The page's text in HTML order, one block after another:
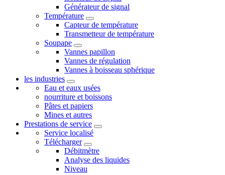
Générateur de signal
Température
Capteur de température
Transmetteur de température
Soupape
Vannes papillon
Vannes de régulation
Vannes à boisseau sphérique
les industries
Eau et eaux usées
nourriture et boissons
Pâtes et papiers
Mines et autres
Prestations de service
Service localisé
Télécharger
Débitmètre
Analyse des liquides
Niveau